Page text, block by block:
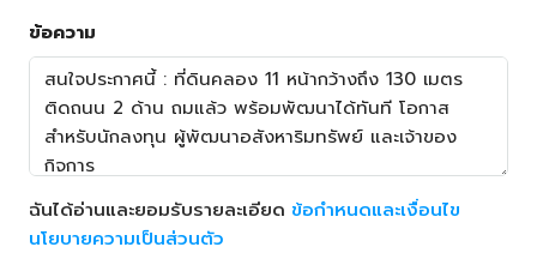
ข้อความ
ฉันได้อ่านและยอมรับรายละเอียด ข้อกำหนดและเงื่อนไข
นโยบายความเป็นส่วนตัว